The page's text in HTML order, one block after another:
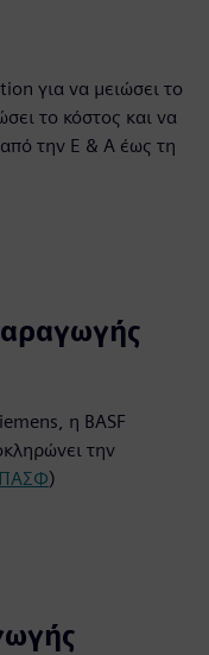
για να μειώσει το
το κόστος και να
από την Ε & Α έως τη
η BASF
την
)